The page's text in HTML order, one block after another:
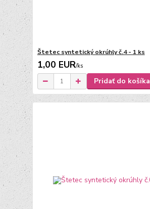
Štetec syntetický okrúhly č.4 - 1 ks
1,00 EUR/ks
Pridať do košíka